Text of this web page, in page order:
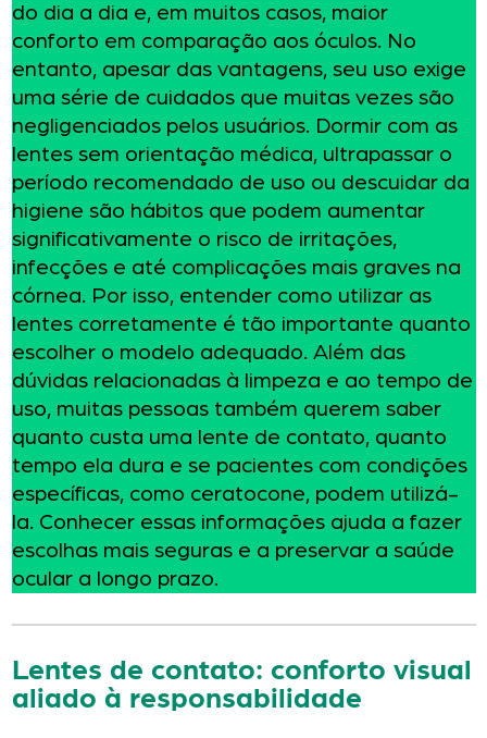
do dia a dia e, em muitos casos, maior
conforto em comparação aos óculos. No
entanto, apesar das vantagens, seu uso exige
uma série de cuidados que muitas vezes são
negligenciados pelos usuários. Dormir com as
lentes sem orientação médica, ultrapassar o
período recomendado de uso ou descuidar da
higiene são hábitos que podem aumentar
significativamente o risco de irritações,
infecções e até complicações mais graves na
córnea. Por isso, entender como utilizar as
lentes corretamente é tão importante quanto
escolher o modelo adequado. Além das
dúvidas relacionadas à limpeza e ao tempo de
uso, muitas pessoas também querem saber
quanto custa uma lente de contato, quanto
tempo ela dura e se pacientes com condições
específicas, como ceratocone, podem utilizá-
la. Conhecer essas informações ajuda a fazer
escolhas mais seguras e a preservar a saúde
ocular a longo prazo.
Lentes de contato: conforto visual
aliado à responsabilidade